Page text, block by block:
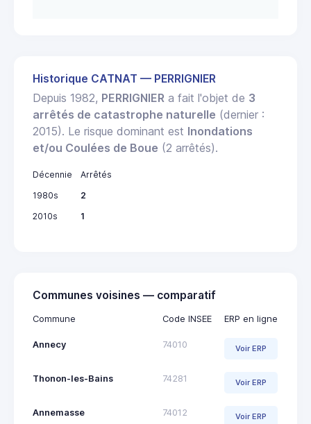
Historique CATNAT — PERRIGNIER
Depuis 1982, PERRIGNIER a fait l'objet de 3
arrêtés de catastrophe naturelle (dernier :
2015). Le risque dominant est Inondations
et/ou Coulées de Boue (2 arrêtés).
Décennie
Arrêtés
1980s
2
2010s
1
Communes voisines — comparatif
Commune Code INSEE ERP en ligne
Annecy 74010 Voir ERP
Thonon-les-Bains 74281 Voir ERP
Annemasse 74012 Voir ERP